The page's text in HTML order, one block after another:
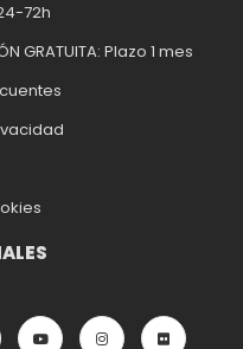
72h
GRATUITA: Plazo 1 mes